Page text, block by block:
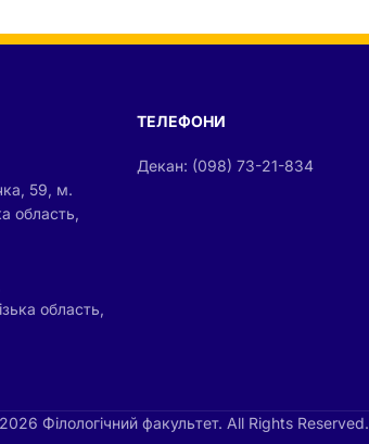
59, м.
область,
область,
ТЕЛЕФОНИ
Декан: (098) 73-21-834
Філологічний факультет. All Rights Reserved.